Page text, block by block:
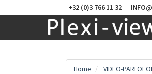
+32 (0)3 766 11 32
Home VIDEO-